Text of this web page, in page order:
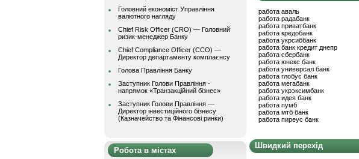
Головний економіст Управління
валютного нагляду
Chief Risk Officer (CRO) — Головний
ризик-менеджер Банку
Chief Compliance Officer (CCO) —
Директор департаменту комплаєнсу
Голова Правління Банку
Заступник Голови Правління -
напрямок «Транзакційний бізнес»
Заступник Голови Правління —
Директор інвестиційного бізнесу
(Казначейство та Фінансові ринки)
Робота в містах
работа аваль
работа радабанк
работа приватбанк
работа кредобанк
работа укрсиббанк
работа банк кредит днепр
работа сбербанк
работа юнекс банк
работа универсал банк
работа глобус банк
работа мегабанк
работа укрэксимбанк
работа идея банк
работа пумб
работа мтб банк
работа пиреус банк
Швидкий перехід